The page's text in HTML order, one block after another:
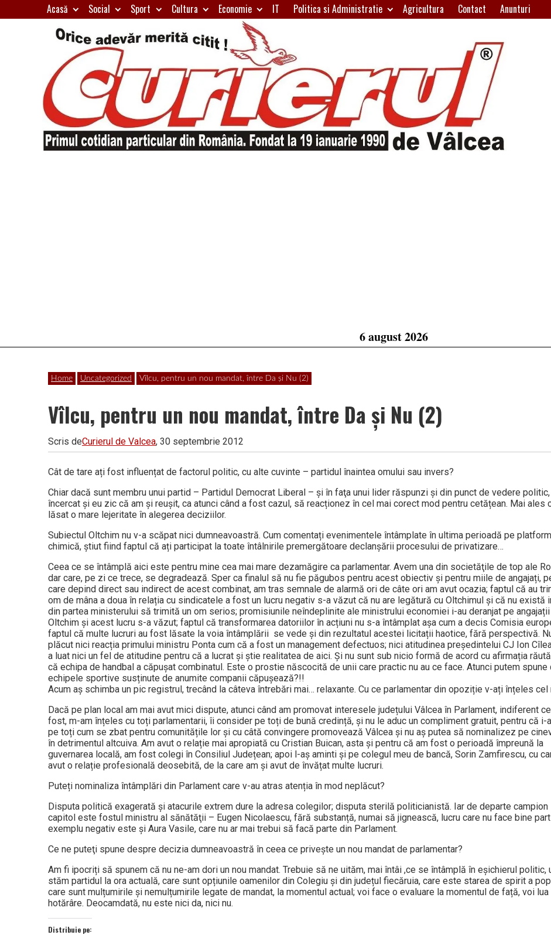
to
Acasă Social Sport Cultura Economie IT Politica si Administratie Agricultura Contact Anunturi
6 august 2026
Home Uncategorized Vîlcu, pentru un nou mandat, între Da și Nu (2)
Vîlcu, pentru un nou mandat, între Da și Nu (2)
Scris deCurierul de Valcea, 30 septembrie 2012
Cât de tare ați fost influențat de factorul politic, cu alte cuvinte – partidul înaintea omului sau invers?
Chiar dacă sunt membru unui partid – Partidul Democrat Liberal – şi în faţa unui lider răspunzi şi din punct de vedere
încercat şi eu zic că am şi reuşit, ca atunci când a fost cazul, să reacționez în cel mai corect mod pentru cetățean. Mai ales
lăsat o mare lejeritate în alegerea deciziilor.
Subiectul Oltchim nu v-a scăpat nici dumnea­voastră. Cum comentați evenimentele întâmplate în ultima perioadă pe
chimică, știut fiind faptul că ați participat la toate întâlnirile premergătoare declanșării procesului de privatizare…
Ceea ce se întâmplă aici este pentru mine cea mai mare dezamăgire ca parlamentar. Avem una din societăţile de top ale
dar care, pe zi ce trece, se degradează. Sper ca finalul să nu fie păgu­bos pentru acest obiectiv și pentru miile de angajați,
care depind direct sau indirect de acest combinat, am tras semnale de alarmă ori de câte ori am avut ocazia; faptul că au
om de mâna a doua în relația cu sindicatele a fost un lucru negativ s-a văzut că nu are legătură cu Oltchimul și că nu există
din partea ministerului să trimită un om serios; promisiunile neîndeplinite ale ministrului economiei i-au deranjat pe
Oltchim și acest lucru s-a văzut; faptul că transformarea dato­riilor în acțiuni nu s-a întâmplat așa cum a decis Co­mi­sia
faptul că multe lucruri au fost lă­sa­te la voia întâmplării se vede și din rezultatul acestei licitații haotice, fără perspectivă.
plăcut nici reacția primului ministru Ponta cum că a fost un management defectuos; nici atitudinea președintelui CJ Ion
a luat nici un fel de atitudine pentru că a lucrat și știe realitatea de aici. Și nu sunt sub nicio formă de acord cu afirmația
că echipa de handbal a căpușat combinatul. Este o prostie născocită de unii care practic nu au ce face. Atunci putem spune
echipele sportive susținute de anumite companii căpușează?!!
Acum aş schimba un pic registrul, trecând la câteva întrebări mai… relaxante. Cu ce parla­mentar din opoziție v-ați înțeles cel
Dacă pe plan local am mai avut mici dispute, atunci când am promovat interesele județului Vâlcea în Parlament, indiferent
fost, m-am înțe­les cu toți parlamentarii, îi consider pe toți de bună credință, și nu le aduc un compliment gratuit, pentru că i-
pe toți cum se zbat pentru comunitățile lor și cu câtă convingere promovează Vâlcea și nu aș putea să nominalizez pe
în detri­mentul altcuiva. Am avut o relație mai apropiată cu Cristian Buican, asta și pentru că am fost o perioadă împreună la
guvernarea locală, am fost colegi în Con­siliul Județean; apoi l-aș aminti și pe colegul meu de bancă, Sorin Zamfirescu, cu
avut o relație profesională deosebită, de la care am și avut de învățat multe lucruri.
Puteți nominaliza întâmplări din Parlament care v-au atras atenția în mod neplăcut?
Disputa politică exagerată şi atacurile extrem dure la adresa colegilor; disputa sterilă politicianistă. Iar de departe campion
capitol este fostul ministru al sănătăţii – Eugen Nicolaescu, fără substanță, numai să jignească, lucru care nu face bine
exemplu negativ este și Aura Vasile, care nu ar mai trebui să facă parte din Parlament.
Ce ne puteţi spune despre decizia dumnea­voastră în ceea ce priveşte un nou mandat de parlamentar?
Am fi ipocriți să spunem că nu ne-am dori un nou mandat. Trebuie să ne uităm, mai întâi ,ce se întâmplă în eșichierul politic,
stăm partidul la ora actuală, care sunt opțiunile oamenilor din Colegiu și din județul fiecăruia, care este starea de spirit a
care sunt mulțumirile și nemulțumirile legate de mandat, la momentul actual; voi face o evaluare la momentul de față, voi lua
hotărâre. Deocamdată, nu este nici da, nici nu.
Distribuie pe: